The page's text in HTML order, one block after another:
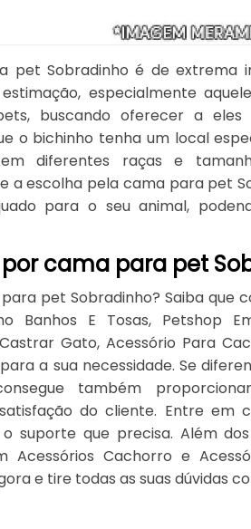
pet Sobradinho é de extrema
especialmente
buscando oferecer a eles
o bichinho tenha um local
diferentes raças e
a escolha pela cama para pet
para o seu animal,
cama para pet
pet Sobradinho? Saiba que
Banhos E Tosas, Petshop
Gato, Acessório Para
a sua necessidade. Se
também
do cliente. Entre em
suporte que precisa. Além
Acessórios Cachorro e
e tire todas as suas dúvidas